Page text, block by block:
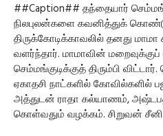
##Caption## தந்தையார்
நிலபுலன்களை கவனித்துக்
திருக்கோடிக்காவலில் தனது
வளர்ந்தார். மாமாவின்
செம்மங்குடிக்குத் திரும்பி
ஏகாதசி நாட்களில் கோவில்களில்
அத்துடன் ராதா கல்யாணம்,
கொள்வதும் வழக்கம். சிறுவன்